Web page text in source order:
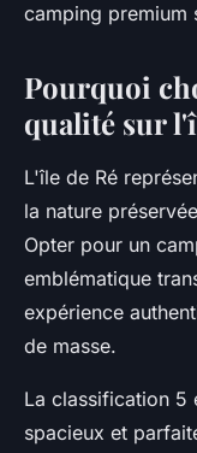
camping premium
Pourquoi
qualité sur
L'île de Ré
la nature
Opter pour un
emblématique
expérience
de masse.
La classification 5
spacieux et